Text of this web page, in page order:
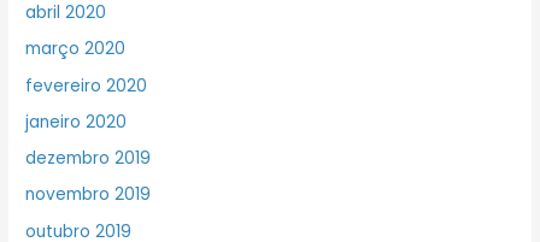
abril 2020
março 2020
fevereiro 2020
janeiro 2020
dezembro 2019
novembro 2019
outubro 2019